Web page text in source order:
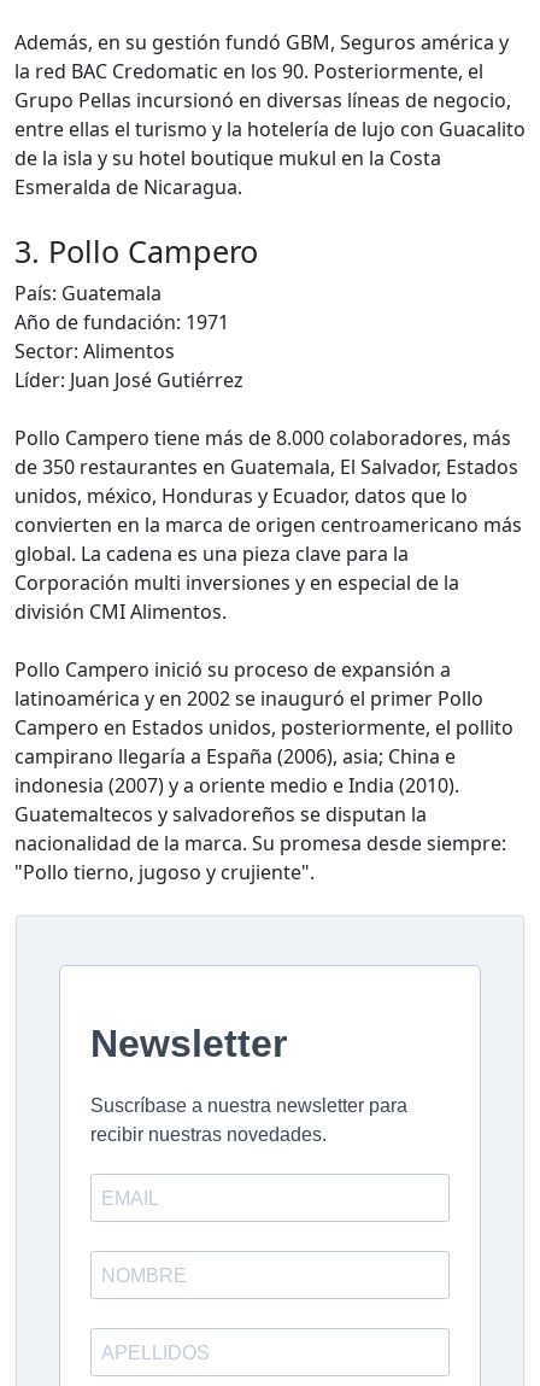
Además, en su gestión fundó GBM, Seguros américa y
la red BAC Credomatic en los 90. Posteriormente, el
Grupo Pellas incursionó en diversas líneas de negocio,
entre ellas el turismo y la hotelería de lujo con Guacalito
de la isla y su hotel boutique mukul en la Costa
Esmeralda de Nicaragua.
3. Pollo Campero
País: Guatemala
Año de fundación: 1971
Sector: Alimentos
Líder: Juan José Gutiérrez
Pollo Campero tiene más de 8.000 colaboradores, más
de 350 restaurantes en Guatemala, El Salvador, Estados
unidos, méxico, Honduras y Ecuador, datos que lo
convierten en la marca de origen centroamericano más
global. La cadena es una pieza clave para la
Corporación multi inversiones y en especial de la
división CMI Alimentos.
Pollo Campero inició su proceso de expansión a
latinoamérica y en 2002 se inauguró el primer Pollo
Campero en Estados unidos, posteriormente, el pollito
campirano llegaría a España (2006), asia; China e
indonesia (2007) y a oriente medio e India (2010).
Guatemaltecos y salvadoreños se disputan la
nacionalidad de la marca. Su promesa desde siempre:
"Pollo tierno, jugoso y crujiente".